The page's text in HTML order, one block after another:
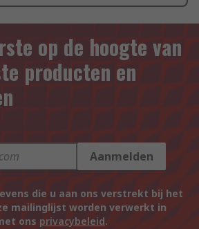
op de hoogte van
producten en
Aanmelden
die u aan ons verstrekt bij het
mailinglijst worden verwerkt in
ons privacybeleid.